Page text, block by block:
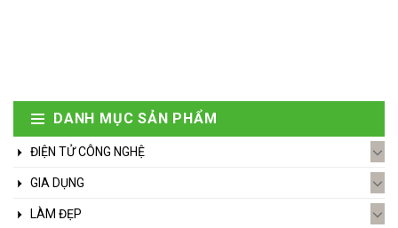
DANH MỤC SẢN PHẨM
ĐIỆN TỬ CÔNG NGHỆ
GIA DỤNG
LÀM ĐẸP